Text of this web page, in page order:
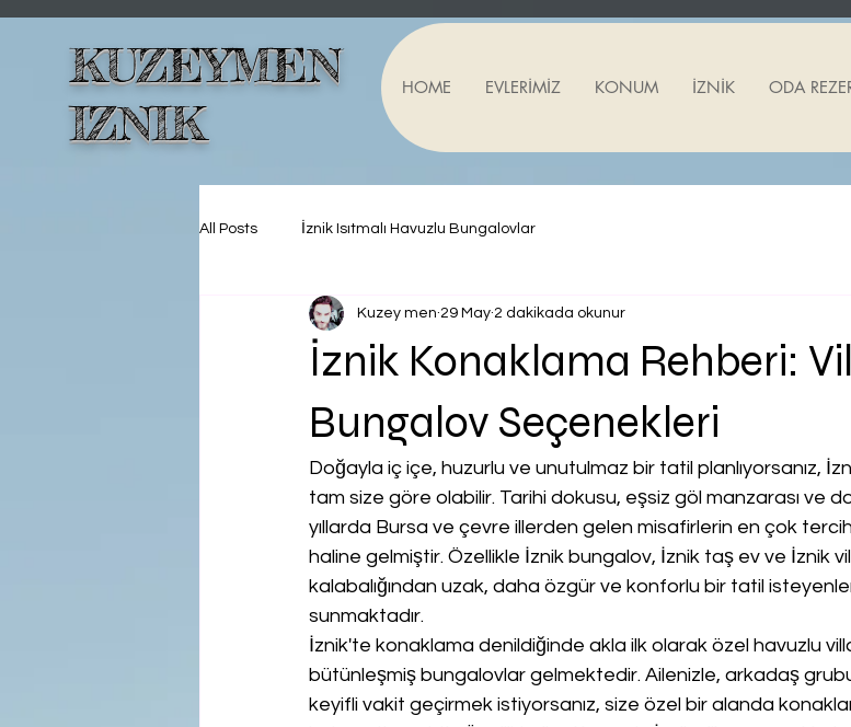
KUZEYMEN
IZNIK
HOME EVLERİMİZ KONUM İZNİK ODA
All Posts İznik Isıtmalı Havuzlu Bungalovlar
İznik Konaklama Rehberi:
Bungalov Seçenekleri
Kuzey men 29 May 2 dakikada okunur
Doğayla iç içe, huzurlu ve unutulmaz bir tatil planlıyorsanız,
tam size göre olabilir. Tarihi dokusu, eşsiz göl manzarası ve
yıllarda Bursa ve çevre illerden gelen misafirlerin en çok
haline gelmiştir. Özellikle İznik bungalov, İznik taş ev ve İznik
kalabalığından uzak, daha özgür ve konforlu bir tatil
sunmaktadır.
İznik'te konaklama denildiğinde akla ilk olarak özel havuzlu
bütünleşmiş bungalovlar gelmektedir. Ailenizle, arkadaş
keyifli vakit geçirmek istiyorsanız, size özel bir alanda